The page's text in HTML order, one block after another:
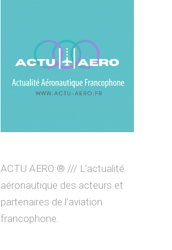
ACTU AERO ® /// L’actualité
aéronautique des acteurs et
partenaires de l’aviation
francophone.